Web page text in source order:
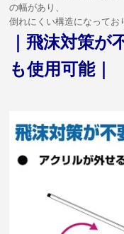
の幅があり、
倒れにくい構造になってお
｜飛沫対策
も使用可能｜